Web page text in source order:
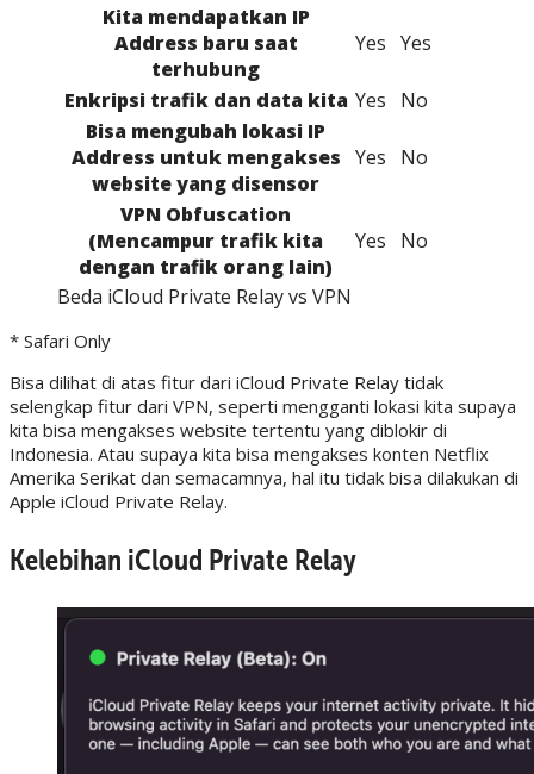
Kita mendapatkan IP
Address baru saat
terhubung
Yes Yes
Enkripsi trafik dan data kita Yes
No
Bisa mengubah lokasi IP
Address untuk mengakses
website yang disensor
Yes No
VPN Obfuscation
(Mencampur trafik kita
dengan trafik orang lain)
Yes No
Beda iCloud Private Relay vs VPN
* Safari Only
Bisa dilihat di atas fitur dari iCloud Private Relay tidak
selengkap fitur dari VPN, seperti mengganti lokasi kita supaya
kita bisa mengakses website tertentu yang diblokir di
Indonesia. Atau supaya kita bisa mengakses konten Netflix
Amerika Serikat dan semacamnya, hal itu tidak bisa dilakukan di
Apple iCloud Private Relay.
Kelebihan iCloud Private Relay